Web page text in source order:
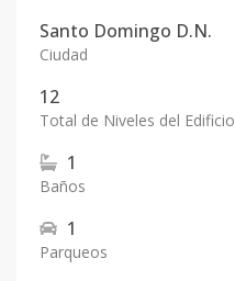
Santo Domingo D.N.
Ciudad
12
Total de Niveles del Edificio
1
Baños
1
Parqueos